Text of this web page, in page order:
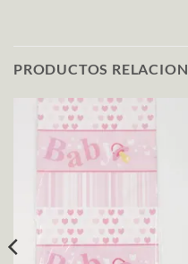
PRODUCTOS